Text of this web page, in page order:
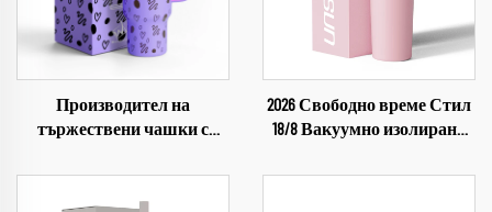
Производител на
тържествени чашки с
неръждаема стомана за
Прайд парада
2026 Свободно време Стил
18/8 Вакуумно изолирана
сламка за вода